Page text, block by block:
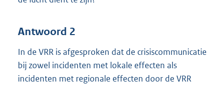
Antwoord 2
In de VRR is afgesproken dat de crisiscommunicatie
bij zowel incidenten met lokale effecten als
incidenten met regionale effecten door de VRR